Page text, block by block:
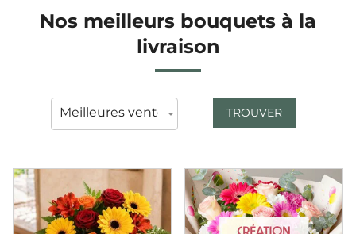
Nos meilleurs bouquets à la
livraison
TROUVER